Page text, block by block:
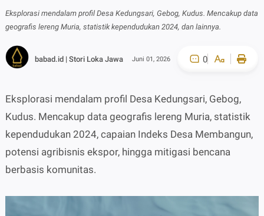
Eksplorasi mendalam profil Desa Kedungsari, Gebog, Kudus. Mencakup data
geografis lereng Muria, statistik kependudukan 2024, dan lainnya.
babad.id | Stori Loka Jawa Juni 01, 2026 0
Eksplorasi mendalam profil Desa Kedungsari, Gebog,
Kudus. Mencakup data geografis lereng Muria, statistik
kependudukan 2024, capaian Indeks Desa Membangun,
potensi agribisnis ekspor, hingga mitigasi bencana
berbasis komunitas.